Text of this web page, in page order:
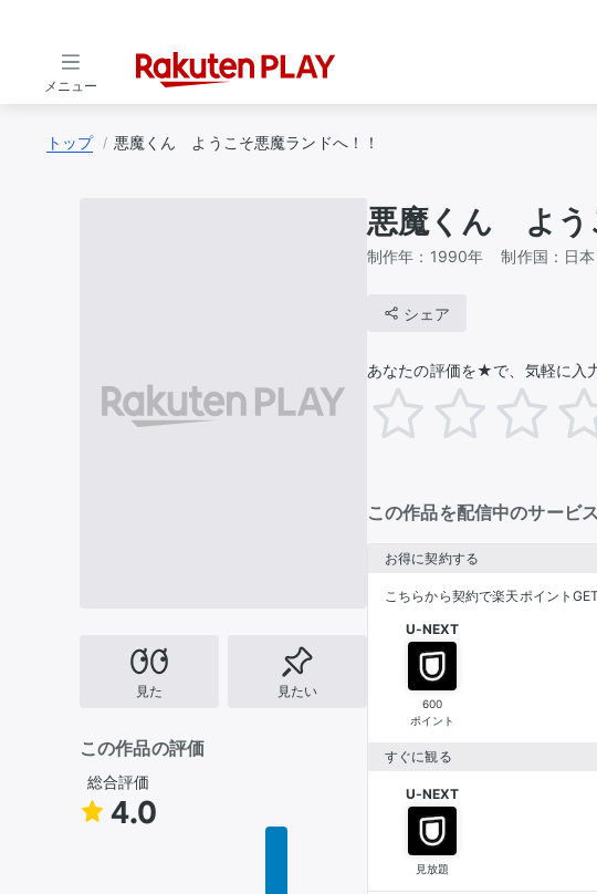
メニュー
トップ 悪魔くん ようこそ悪魔ランドへ！！
見た 見たい
この作品の評価
総合評価
4.0
悪魔くん よう
制作年： 1990年 制作国： 日本
シェア
あなたの評価を★で、気軽に入
この作品を配信中のサービス
お得に契約する
こちらから契約で楽天ポイント
U-NEXT
600
ポイント
すぐに観る
U-NEXT
見放題